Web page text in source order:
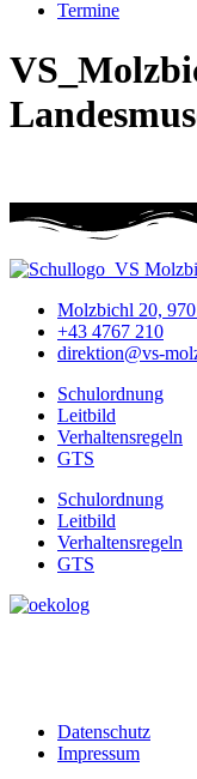
Termine
Molzbichl 20,
+43 4767 210
direktion@vs-
Schulordnung
Leitbild
Verhaltensregeln
GTS
Schulordnung
Leitbild
Verhaltensregeln
GTS
Datenschutz
Impressum